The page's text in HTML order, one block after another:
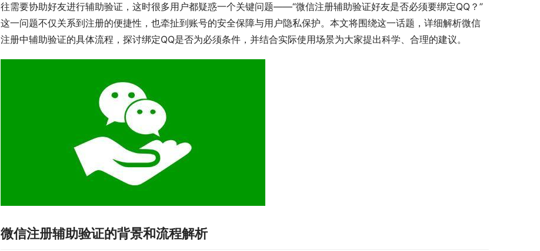
往需要协助好友进行辅助验证，这时很多用户都疑惑一个关键问题——“微信注册辅助验证好友是否必须要绑定QQ？”
这一问题不仅关系到注册的便捷性，也牵扯到账号的安全保障与用户隐私保护。本文将围绕这一话题，详细解析微信
注册中辅助验证的具体流程，探讨绑定QQ是否为必须条件，并结合实际使用场景为大家提出科学、合理的建议。
微信注册辅助验证的背景和流程解析